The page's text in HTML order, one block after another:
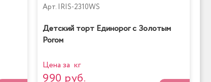
Арт. IRIS-2310WS
Детский торт Единорог с Золотым
Рогом
Цена за кг
990 руб.